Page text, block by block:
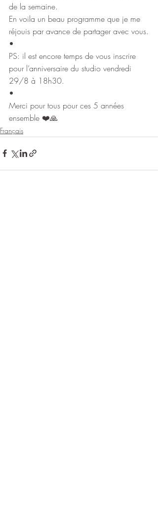
de la semaine.
En voila un beau programme que je me
réjouis par avance de partager avec vous.
•
PS: il est encore temps de vous inscrire
pour l’anniversaire du studio vendredi
29/8 à 18h30.
•
Merci pour tous pour ces 5 années
ensemble ❤️🙏
Français